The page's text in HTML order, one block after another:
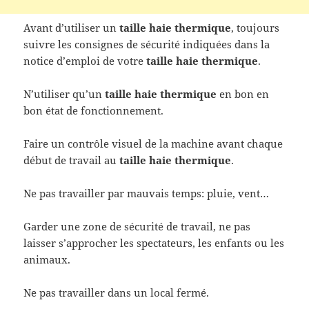
Avant d’utiliser untaille haie thermique, toujours
suivre les consignes de sécurité indiquées dans la
notice d’emploi de votretaille haie thermique.
N’utiliser qu’untaille haie thermique en bon en
bon état de fonctionnement.
Faire un contrôle visuel de la machine avant chaque
début de travail autaille haie thermique.
Ne pas travailler par mauvais temps: pluie, vent…
Garder une zone de sécurité de travail, ne pas
laisser s’approcher les spectateurs, les enfants ou les
animaux.
Ne pas travailler dans un local fermé.